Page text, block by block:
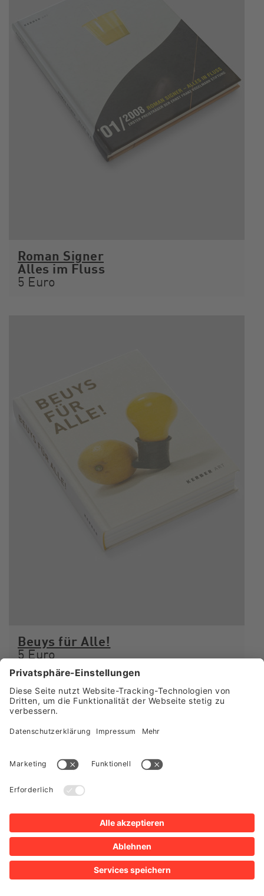
Roman Signer
Alles im Fluss
5 Euro
Beuys für Alle!
5 Euro